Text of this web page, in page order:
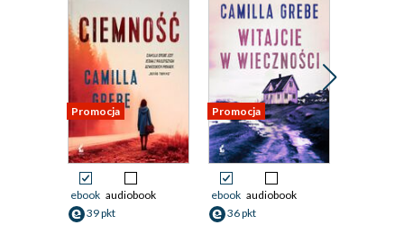
Promocja
ebook audiobook
39 pkt
Promocja
ebook audiobook
36 pkt